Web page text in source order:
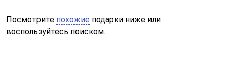
Посмотрите похожие подарки ниже или
воспользуйтесь поиском.